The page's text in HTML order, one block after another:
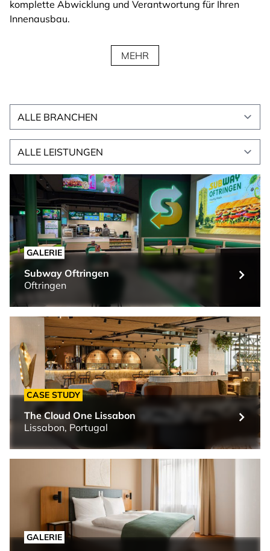
komplette Abwicklung und Verantwortung für Ihren
Innenausbau.
MEHR
Alle Branchen
Alle Leistungen
GALERIE
Subway Oftringen
Oftringen
CASE STUDY
The Cloud One Lissabon
Lissabon, Portugal
GALERIE